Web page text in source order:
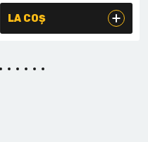
LA COȘ